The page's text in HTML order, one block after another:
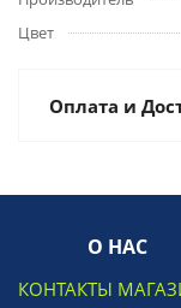
Цвет
Оплата и
О НАС
КОНТАКТЫ